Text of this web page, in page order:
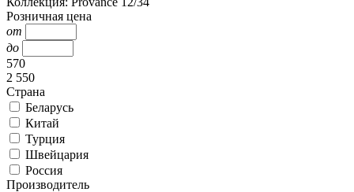
Розничная цена
от
до
570
2 550
Страна
Беларусь
Китай
Турция
Швейцария
Россия
Производитель